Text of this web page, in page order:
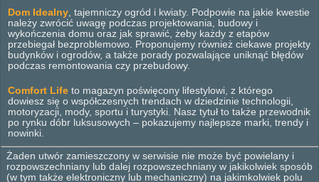
Dom Idealny , tajemniczy ogród i kwiaty. Podpowie na jakie kwestie
należy zwrócić uwagę podczas projektowania, budowy i
wykończenia domu oraz jak sprawić, żeby każdy z etapów
przebiegał bezproblemowo. Proponujemy również ciekawe projekty
budynków i ogrodów, a także porady pozwalające uniknąć błędów
podczas remontowania czy przebudowy.
Comfort Life to magazyn poświęcony lifestylowi, z którego
dowiesz się o współczesnych trendach w dziedzinie technologii,
motoryzacji, mody, sportu i turystyki. Nasz tytuł to także przewodnik
po rynku dóbr luksusowych – pokazujemy najlepsze marki, trendy i
nowinki.
Żaden utwór zamieszczony w serwisie nie może być powielany i
rozpowszechniany lub dalej rozpowszechniany w jakikolwiek sposób
(w tym także elektroniczny lub mechaniczny) na jakimkolwiek polu